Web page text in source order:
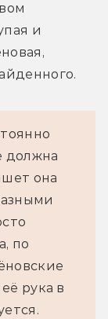
и
должна
она
по
рука в